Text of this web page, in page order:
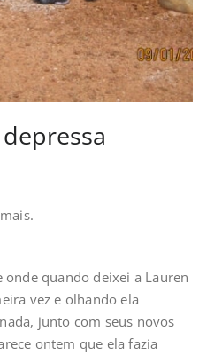
onde quando deixei a Lauren
vez e olhando ela
junto com seus novos
ontem que ela fazia